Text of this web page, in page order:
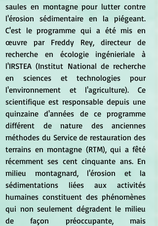
saules en montagne pour lutter contre
l'érosion sédimentaire en la piégeant.
C'est le programme qui a été mis en
œuvre par Freddy Rey, directeur de
recherche en écologie ingénieriale à
l'IRSTEA (Institut National de recherche
en sciences et technologies pour
l'environnement et l'agriculture). Ce
scientifique est responsable depuis une
quinzaine d'années de ce programme
différent de nature des anciennes
méthodes du Service de restauration des
terrains en montagne (RTM), qui a fêté
récemment ses cent cinquante ans. En
milieu montagnard, l'érosion et la
sédimentations liées aux activités
humaines constituent des phénomènes
qui non seulement dégradent le milieu
de façon préoccupante, mais